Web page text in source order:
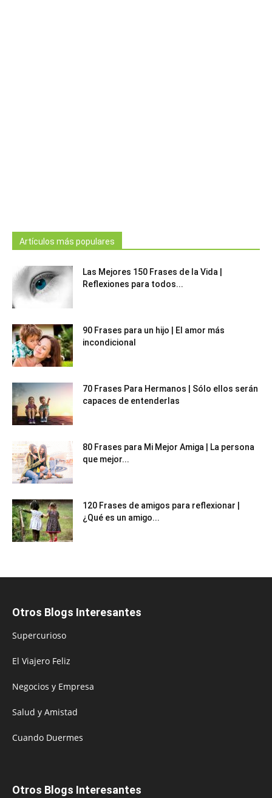
Artículos más populares
Las Mejores 150 Frases de la Vida |
Reflexiones para todos...
90 Frases para un hijo | El amor más
incondicional
70 Frases Para Hermanos | Sólo ellos serán
capaces de entenderlas
80 Frases para Mi Mejor Amiga | La persona
que mejor...
120 Frases de amigos para reflexionar |
¿Qué es un amigo...
Otros Blogs Interesantes
Supercurioso
El Viajero Feliz
Negocios y Empresa
Salud y Amistad
Cuando Duermes
Otros Blogs Interesantes